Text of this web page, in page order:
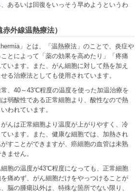
あるいは回復をいっそう早めようというわ
外線温熱療法）
」とは、「温熱療法」のことで、炎症や
とによって「薬の効果を高めたり」「疼痛
います。また、がん細胞に対して熱を加え
る治療法としても使用されています。
、40～43℃程度の温度を使った加温治療を
弱酸性である正常細胞より、酸性なので熱
われています。
んは正常細胞より温度が上がりやすく、冷
います。また、健康な細胞では、加熱され
すことができますが、癌細胞の血管は未熟
ません。
胞の温度が43℃程度になっても、正常細胞
痛めず、がん細胞だけをやっつけることが
脳の腫瘍以外は、特殊な箇所でない限り、